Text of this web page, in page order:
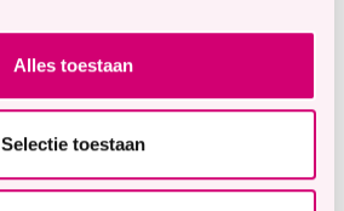
Alles toestaan
Selectie toestaan